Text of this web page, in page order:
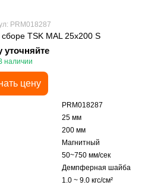
PRM018287
TSK MAL 25x200 S
уточняйте
наличии
цену
PRM018287
25 мм
200 мм
Магнитный
50~750 мм/сек
Демпферная шайба
1.0 ~ 9.0 кгс/см²